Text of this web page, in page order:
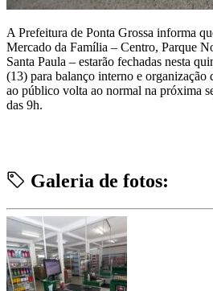
A Prefeitura de Ponta Grossa informa
Mercado da Família – Centro, Parque
Santa Paula – estarão fechadas nesta
(13) para balanço interno e organização
ao público volta ao normal na próxima
das 9h.
Galeria de fotos: